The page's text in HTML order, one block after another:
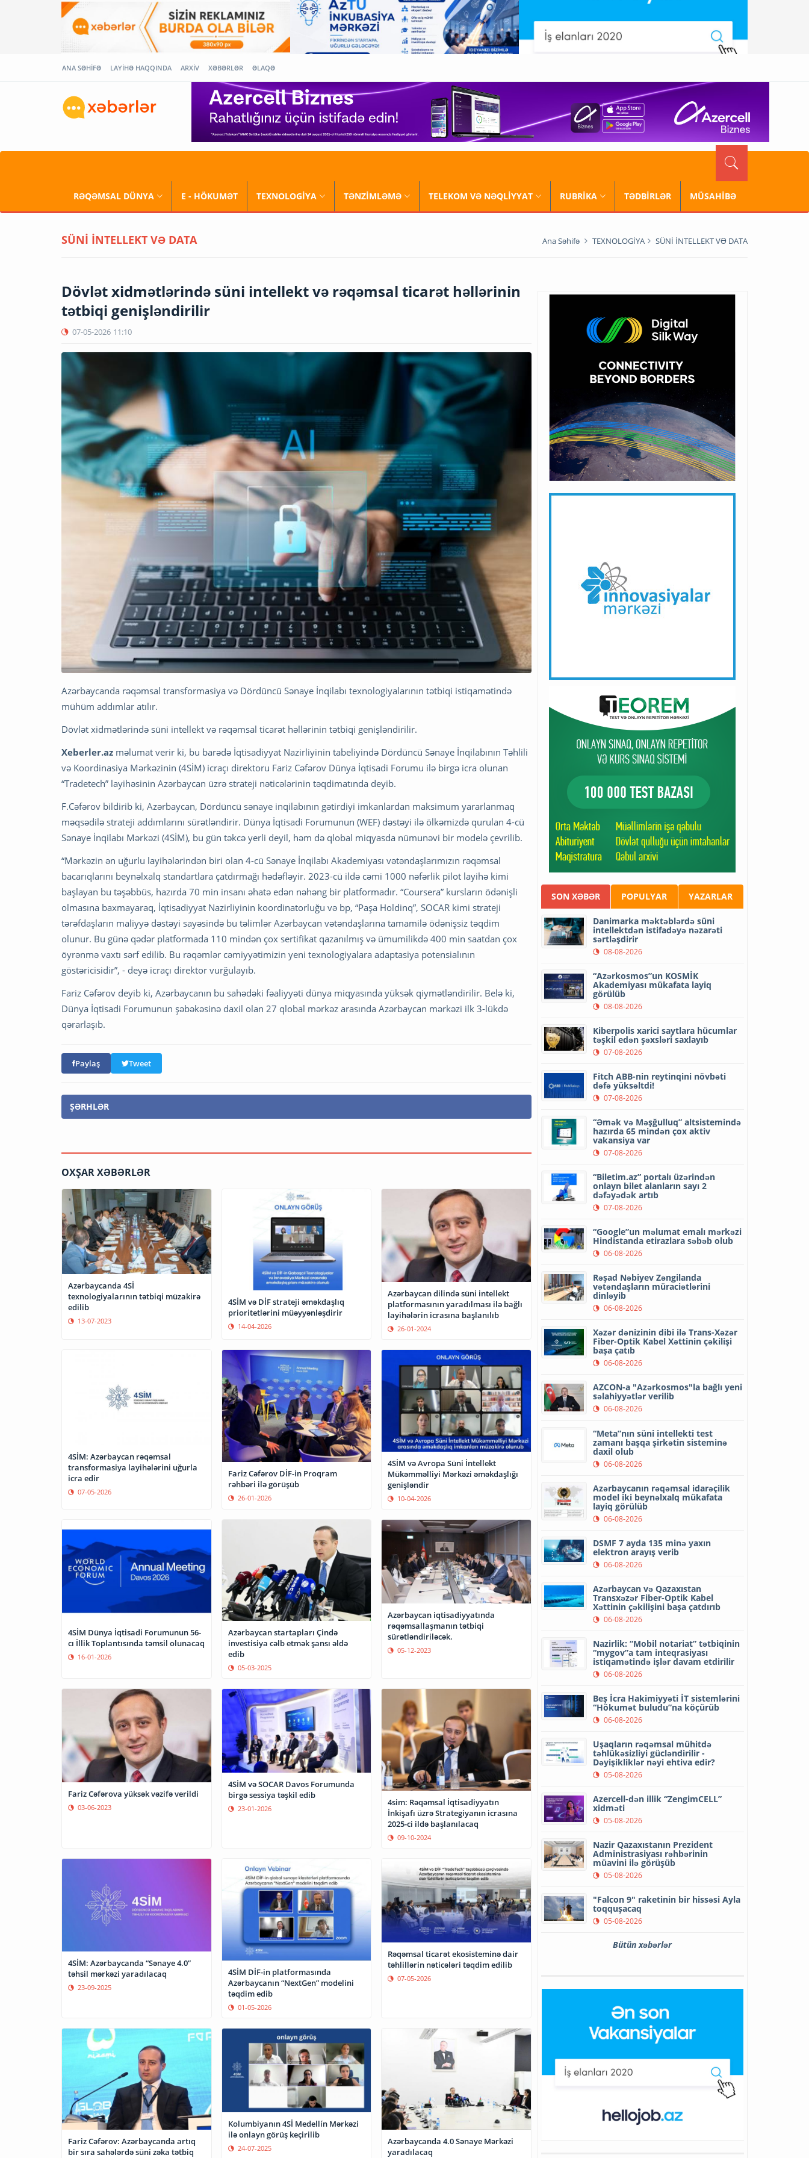
ANA SƏHİFƏ LAYİHƏ HAQQINDA ARXİV XƏBƏRLƏR ƏLAQƏ
RƏQƏMSAL DÜNYA E - HÖKUMƏT TEXNOLOGİYA TƏNZİMLƏMƏ TELEKOM VƏ NƏQLİYYAT RUBRİKA TƏDBİRLƏR MÜSAHİBƏ
SÜNİ İNTELLEKT VƏ DATA Ana Səhifə TEXNOLOGİYA SÜNİ İNTELLEKT VƏ DATA
Dövlət xidmətlərində süni intellekt və rəqəmsal ticarət həllərinin
tətbiqi genişləndirilir
07-05-2026 11:10
Azərbaycanda rəqəmsal transformasiya və Dördüncü Sənaye İnqilabı texnologiyalarının tətbiqi istiqamətində
mühüm addımlar atılır.
Dövlət xidmətlərində süni intellekt və rəqəmsal ticarət həllərinin tətbiqi genişləndirilir.
Xeberler.az məlumat verir ki, bu barədə İqtisadiyyat Nazirliyinin tabeliyində Dördüncü Sənaye İnqilabının Təhlili
və Koordinasiya Mərkəzinin (4SİM) icraçı direktoru Fariz Cəfərov Dünya İqtisadi Forumu ilə birgə icra olunan
“Tradetech” layihəsinin Azərbaycan üzrə strateji nəticələrinin təqdimatında deyib.
F.Cəfərov bildirib ki, Azərbaycan, Dördüncü sənaye inqilabının gətirdiyi imkanlardan maksimum yararlanmaq
məqsədilə strateji addımlarını sürətləndirir. Dünya İqtisadi Forumunun (WEF) dəstəyi ilə ölkəmizdə qurulan 4-cü
Sənaye İnqilabı Mərkəzi (4SİM), bu gün təkcə yerli deyil, həm də qlobal miqyasda nümunəvi bir modelə çevrilib.
“Mərkəzin ən uğurlu layihələrindən biri olan 4-cü Sənaye İnqilabı Akademiyası vətəndaşlarımızın rəqəmsal
bacarıqlarını beynəlxalq standartlara çatdırmağı hədəfləyir. 2023-cü ildə cəmi 1000 nəfərlik pilot layihə kimi
başlayan bu təşəbbüs, hazırda 70 min insanı əhatə edən nəhəng bir platformadır. “Coursera” kursların ödənişli
olmasına baxmayaraq, İqtisadiyyat Nazirliyinin koordinatorluğu və bp, “Paşa Holdinq”, SOCAR kimi strateji
tərəfdaşların maliyyə dəstəyi sayəsində bu təlimlər Azərbaycan vətəndaşlarına tamamilə ödənişsiz təqdim
olunur. Bu günə qədər platformada 110 mindən çox sertifikat qazanılmış və ümumilikdə 400 min saatdan çox
öyrənmə vaxtı sərf edilib. Bu rəqəmlər cəmiyyətimizin yeni texnologiyalara adaptasiya potensialının
göstəricisidir”, - deyə icraçı direktor vurğulayıb.
Fariz Cəfərov deyib ki, Azərbaycanın bu sahədəki fəaliyyəti dünya miqyasında yüksək qiymətləndirilir. Belə ki,
Dünya İqtisadi Forumunun şəbəkəsinə daxil olan 27 qlobal mərkəz arasında Azərbaycan mərkəzi ilk 3-lükdə
qərarlaşıb.
Paylaş Tweet
ŞƏRHLƏR
OXŞAR XƏBƏRLƏR
Azərbaycanda 4Sİ
texnologiyalarının tətbiqi müzakirə
edilib
13-07-2023
4SİM və DİF strateji əməkdaşlıq
prioritetlərini müəyyənləşdirir
14-04-2026
Azərbaycan dilində süni intellekt
platformasının yaradılması ilə bağlı
layihələrin icrasına başlanılıb
26-01-2024
4SİM: Azərbaycan rəqəmsal
transformasiya layihələrini uğurla
icra edir
07-05-2026
Fariz Cəfərov DİF-in Proqram
rəhbəri ilə görüşüb
26-01-2026
4SİM və Avropa Süni İntellekt
Mükəmməlliyi Mərkəzi əməkdaşlığı
genişləndir
10-04-2026
4SİM Dünya İqtisadi Forumunun 56-
cı İllik Toplantısında təmsil olunacaq
16-01-2026
Azərbaycan startapları Çində
investisiya cəlb etmək şansı əldə
edib
05-03-2025
Azərbaycan iqtisadiyyatında
rəqəmsallaşmanın tətbiqi
sürətləndiriləcək.
05-12-2023
Fariz Cəfərova yüksək vəzifə verildi
03-06-2023
4SİM və SOCAR Davos Forumunda
birgə sessiya təşkil edib
23-01-2026
4sim: Rəqəmsal İqtisadiyyatın
İnkişafı üzrə Strategiyanın icrasına
2025-ci ildə başlanılacaq
09-10-2024
4SİM: Azərbaycanda “Sənaye 4.0”
təhsil mərkəzi yaradılacaq
23-09-2025
4SİM DİF-in platformasında
Azərbaycanın “NextGen” modelini
təqdim edib
01-05-2026
Rəqəmsal ticarət ekosisteminə dair
təhlillərin nəticələri təqdim edilib
07-05-2026
Fariz Cəfərov: Azərbaycanda artıq
bir sıra sahələrdə süni zəka tətbiq
Kolumbiyanın 4Sİ Medellín Mərkəzi
ilə onlayn görüş keçirilib
24-07-2025
Azərbaycanda 4.0 Sənaye Mərkəzi
yaradılacaq
SON XƏBƏR POPULYAR YAZARLAR
Danimarka məktəblərdə süni
intellektdən istifadəyə nəzarəti
sərtləşdirir
08-08-2026
“Azərkosmos”un KOSMİK
Akademiyası mükafata layiq
görülüb
08-08-2026
Kiberpolis xarici saytlara hücumlar
təşkil edən şəxsləri saxlayıb
07-08-2026
Fitch ABB-nin reytinqini növbəti
dəfə yüksəltdi!
07-08-2026
“Əmək və Məşğulluq” altsistemində
hazırda 65 mindən çox aktiv
vakansiya var
07-08-2026
“Biletim.az” portalı üzərindən
onlayn bilet alanların sayı 2
dəfəyədək artıb
07-08-2026
“Google”un məlumat emalı mərkəzi
Hindistanda etirazlara səbəb olub
06-08-2026
Rəşad Nəbiyev Zəngilanda
vətəndaşların müraciətlərini
dinləyib
06-08-2026
Xəzər dənizinin dibi ilə Trans-Xəzər
Fiber-Optik Kabel Xəttinin çəkilişi
başa çatıb
06-08-2026
AZCON-a "Azərkosmos"la bağlı yeni
səlahiyyətlər verilib
06-08-2026
“Meta”nın süni intellekti test
zamanı başqa şirkətin sisteminə
daxil olub
06-08-2026
Azərbaycanın rəqəmsal idarəçilik
model iki beynəlxalq mükafata
layiq görülüb
06-08-2026
DSMF 7 ayda 135 minə yaxın
elektron arayış verib
06-08-2026
Azərbaycan və Qazaxıstan
Transxəzər Fiber-Optik Kabel
Xəttinin çəkilişini başa çatdırıb
06-08-2026
Nazirlik: “Mobil notariat” tətbiqinin
“mygov”a tam inteqrasiyası
istiqamətində işlər davam etdirilir
06-08-2026
Beş İcra Hakimiyyəti İT sistemlərini
“Hökumət buludu”na köçürüb
06-08-2026
Uşaqların rəqəmsal mühitdə
təhlükəsizliyi gücləndirilir -
Dəyişikliklər nəyi ehtiva edir?
05-08-2026
Azercell-dən illik “ZengimCELL”
xidməti
05-08-2026
Nazir Qazaxıstanın Prezident
Administrasiyası rəhbərinin
müavini ilə görüşüb
05-08-2026
"Falcon 9" raketinin bir hissəsi Ayla
toqquşacaq
05-08-2026
Bütün xəbərlər